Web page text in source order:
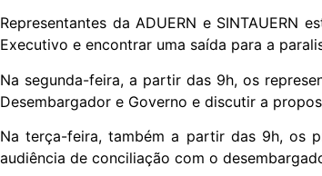
Representantes da ADUERN e
Executivo e encontrar uma saída para a
Na segunda-feira, a partir das 9h, os
Desembargador e Governo e discutir a
Na terça-feira, também a partir das 9h, os
audiência de conciliação com o